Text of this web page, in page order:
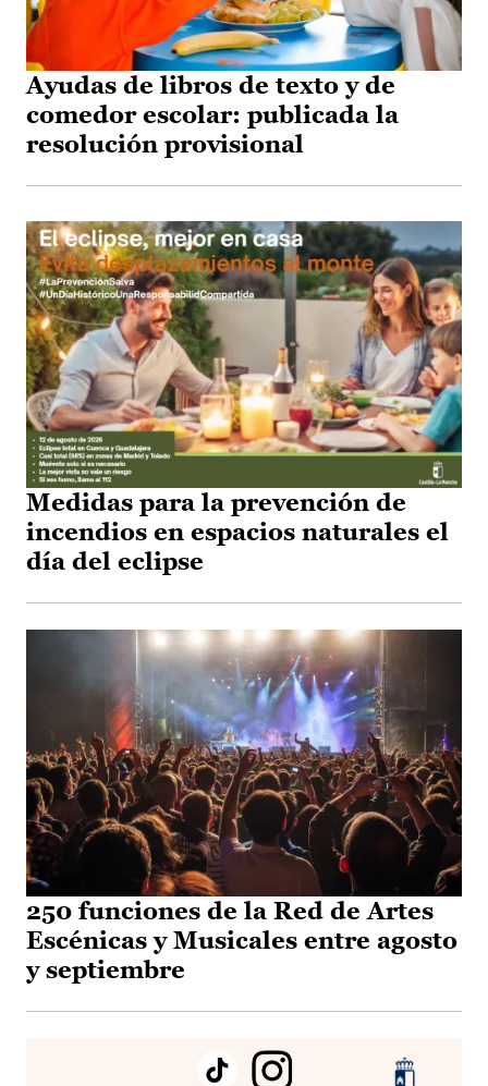
Ayudas de libros de texto y de
comedor escolar: publicada la
resolución provisional
Medidas para la prevención de
incendios en espacios naturales el
día del eclipse
250 funciones de la Red de Artes
Escénicas y Musicales entre agosto
y septiembre